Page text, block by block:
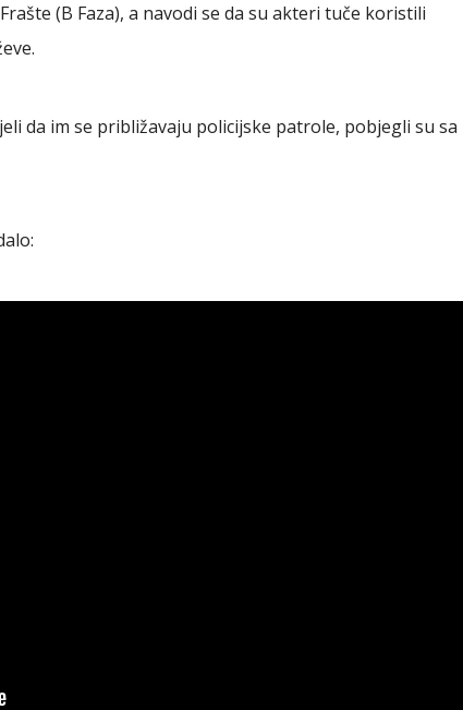
(B Faza), a navodi se da su akteri tuče koristili
da im se približavaju policijske patrole, pobjegli su sa